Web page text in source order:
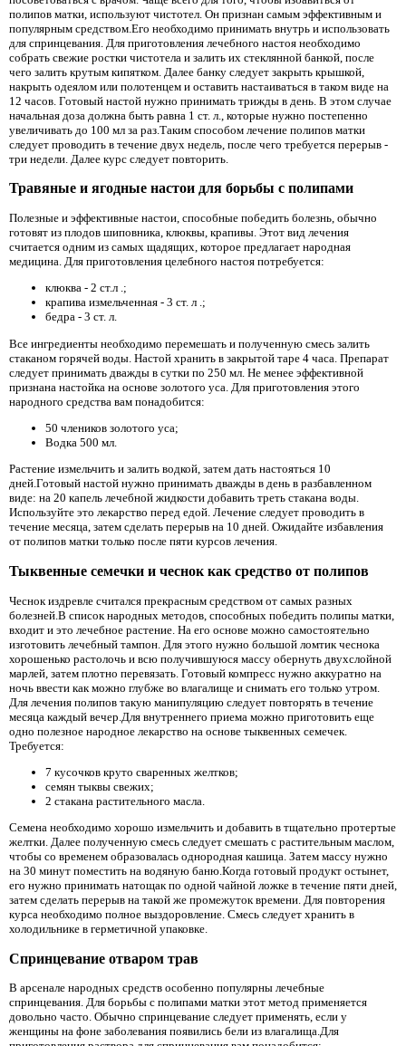
полипов матки, используют чистотел. Он признан самым эффективным и
популярным средством.Его необходимо принимать внутрь и использовать
для спринцевания. Для приготовления лечебного настоя необходимо
собрать свежие ростки чистотела и залить их стеклянной банкой, после
чего залить крутым кипятком. Далее банку следует закрыть крышкой,
накрыть одеялом или полотенцем и оставить настаиваться в таком виде на
12 часов. Готовый настой нужно принимать трижды в день. В этом случае
начальная доза должна быть равна 1 ст. л., которые нужно постепенно
увеличивать до 100 мл за раз.Таким способом лечение полипов матки
следует проводить в течение двух недель, после чего требуется перерыв -
три недели. Далее курс следует повторить.
Травяные и ягодные настои для борьбы с полипами
Полезные и эффективные настои, способные победить болезнь, обычно
готовят из плодов шиповника, клюквы, крапивы. Этот вид лечения
считается одним из самых щадящих, которое предлагает народная
медицина. Для приготовления целебного настоя потребуется:
клюква - 2 ст.л .;
крапива измельченная - 3 ст. л .;
бедра - 3 ст. л.
Все ингредиенты необходимо перемешать и полученную смесь залить
стаканом горячей воды. Настой хранить в закрытой таре 4 часа. Препарат
следует принимать дважды в сутки по 250 мл. Не менее эффективной
признана настойка на основе золотого уса. Для приготовления этого
народного средства вам понадобится:
50 члеников золотого уса;
Водка 500 мл.
Растение измельчить и залить водкой, затем дать настояться 10
дней.Готовый настой нужно принимать дважды в день в разбавленном
виде: на 20 капель лечебной жидкости добавить треть стакана воды.
Используйте это лекарство перед едой. Лечение следует проводить в
течение месяца, затем сделать перерыв на 10 дней. Ожидайте избавления
от полипов матки только после пяти курсов лечения.
Тыквенные семечки и чеснок как средство от полипов
Чеснок издревле считался прекрасным средством от самых разных
болезней.В список народных методов, способных победить полипы матки,
входит и это лечебное растение. На его основе можно самостоятельно
изготовить лечебный тампон. Для этого нужно большой ломтик чеснока
хорошенько растолочь и всю получившуюся массу обернуть двухслойной
марлей, затем плотно перевязать. Готовый компресс нужно аккуратно на
ночь ввести как можно глубже во влагалище и снимать его только утром.
Для лечения полипов такую ​​манипуляцию следует повторять в течение
месяца каждый вечер.Для внутреннего приема можно приготовить еще
одно полезное народное лекарство на основе тыквенных семечек.
Требуется:
7 кусочков круто сваренных желтков;
семян тыквы свежих;
2 стакана растительного масла.
Семена необходимо хорошо измельчить и добавить в тщательно протертые
желтки. Далее полученную смесь следует смешать с растительным маслом,
чтобы со временем образовалась однородная кашица. Затем массу нужно
на 30 минут поместить на водяную баню.Когда готовый продукт остынет,
его нужно принимать натощак по одной чайной ложке в течение пяти дней,
затем сделать перерыв на такой же промежуток времени. Для повторения
курса необходимо полное выздоровление. Смесь следует хранить в
холодильнике в герметичной упаковке.
Спринцевание отваром трав
В арсенале народных средств особенно популярны лечебные
спринцевания. Для борьбы с полипами матки этот метод применяется
довольно часто. Обычно спринцевание следует применять, если у
женщины на фоне заболевания появились бели из влагалища.Для